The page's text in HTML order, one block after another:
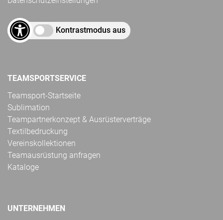
Kontrastmodus aus
TEAMSPORTSERVICE
Teamsport-Startseite
Sublimation
Teampartnerkonzept & Ausrüsterverträge
Textilbedruckung
Vereinskollektionen
Teamausrüstung anfragen
Kataloge
UNTERNEHMEN